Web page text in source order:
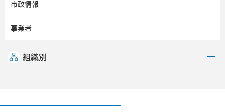
市政情報
事業者
組織別